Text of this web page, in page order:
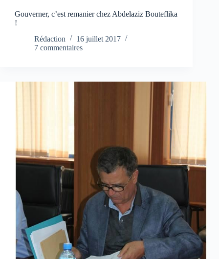
Gouverner, c’est remanier chez Abdelaziz Bouteflika
!
Rédaction
16 juillet 2017
7 commentaires